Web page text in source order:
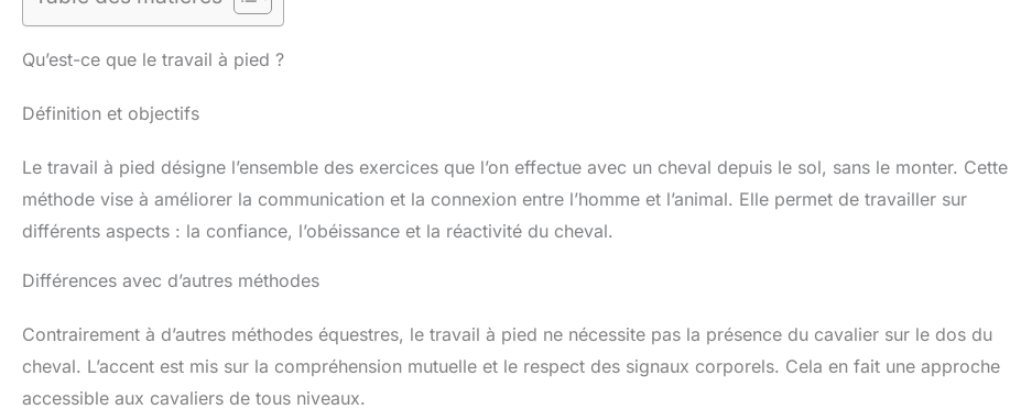
Qu’est-ce que le travail à pied ?
Définition et objectifs
Le travail à pied désigne l’ensemble des exercices que l’on effectue avec un cheval depuis le sol, sans le monter. Cette
méthode vise à améliorer la communication et la connexion entre l’homme et l’animal. Elle permet de travailler sur
différents aspects : la confiance, l’obéissance et la réactivité du cheval.
Différences avec d’autres méthodes
Contrairement à d’autres méthodes équestres, le travail à pied ne nécessite pas la présence du cavalier sur le dos du
cheval. L’accent est mis sur la compréhension mutuelle et le respect des signaux corporels. Cela en fait une approche
accessible aux cavaliers de tous niveaux.